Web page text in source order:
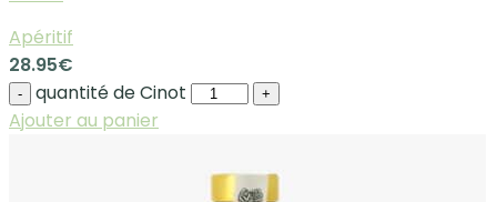
Apéritif
28.95€
- quantité de Cinot +
Ajouter au panier